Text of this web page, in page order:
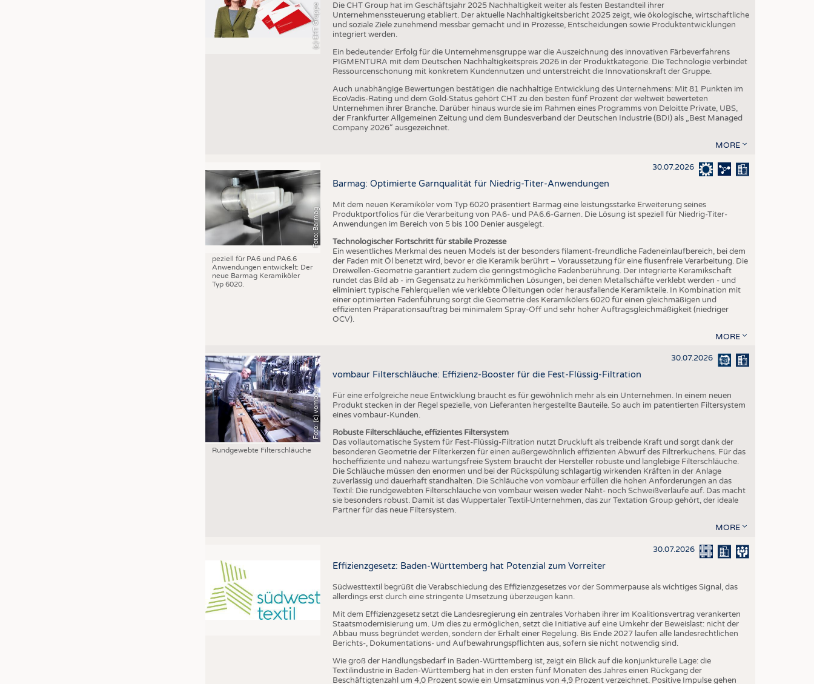
(c) CHT Gruppe
Die CHT Group hat im Geschäftsjahr 2025 Nachhaltigkeit weiter als festen Bestandteil ihrer
Unternehmenssteuerung etabliert. Der aktuelle Nachhaltigkeitsbericht 2025 zeigt, wie ökologische, wirtschaftliche
und soziale Ziele zunehmend messbar gemacht und in Prozesse, Entscheidungen sowie Produktentwicklungen
integriert werden.
Ein bedeutender Erfolg für die Unternehmensgruppe war die Auszeichnung des innovativen Färbeverfahrens
PIGMENTURA mit dem Deutschen Nachhaltigkeitspreis 2026 in der Produktkategorie. Die Technologie verbindet
Ressourcenschonung mit konkretem Kundennutzen und unterstreicht die Innovationskraft der Gruppe.
Auch unabhängige Bewertungen bestätigen die nachhaltige Entwicklung des Unternehmens: Mit 81 Punkten im
EcoVadis-Rating und dem Gold-Status gehört CHT zu den besten fünf Prozent der weltweit bewerteten
Unternehmen ihrer Branche. Darüber hinaus wurde sie im Rahmen eines Programms von Deloitte Private, UBS,
der Frankfurter Allgemeinen Zeitung und dem Bundesverband der Deutschen Industrie (BDI) als „Best Managed
Company 2026“ ausgezeichnet.
MORE
Foto: Barmag
peziell für PA6 und PA6.6
Anwendungen entwickelt: Der
neue Barmag Keramiköler
Typ 6020.
30.07.2026
Barmag: Optimierte Garnqualität für Niedrig-Titer-Anwendungen
Mit dem neuen Keramiköler vom Typ 6020 präsentiert Barmag eine leistungsstarke Erweiterung seines
Produktportfolios für die Verarbeitung von PA6- und PA6.6-Garnen. Die Lösung ist speziell für Niedrig-Titer-
Anwendungen im Bereich von 5 bis 100 Denier ausgelegt.
Technologischer Fortschritt für stabile Prozesse
Ein wesentliches Merkmal des neuen Models ist der besonders filament-freundliche Fadeneinlaufbereich, bei dem
der Faden mit Öl benetzt wird, bevor er die Keramik berührt – Voraussetzung für eine flusenfreie Verarbeitung. Die
Dreiwellen-Geometrie garantiert zudem die geringstmögliche Fadenberührung. Der integrierte Keramikschaft
rundet das Bild ab - im Gegensatz zu herkömmlichen Lösungen, bei denen Metallschäfte verklebt werden - und
eliminiert typische Fehlerquellen wie verklebte Ölleitungen oder herausfallende Keramikteile. In Kombination mit
einer optimierten Fadenführung sorgt die Geometrie des Keramikölers 6020 für einen gleichmäßigen und
effizienten Präparationsauftrag bei minimalem Spray-Off und sehr hoher Auftragsgleichmäßigkeit (niedriger
OCV).
MORE
Foto: (c) vombaur
Rundgewebte Filterschläuche
30.07.2026
vombaur Filterschläuche: Effizienz-Booster für die Fest-Flüssig-Filtration
Für eine erfolgreiche neue Entwicklung braucht es für gewöhnlich mehr als ein Unternehmen. In einem neuen
Produkt stecken in der Regel spezielle, von Lieferanten hergestellte Bauteile. So auch im patentierten Filtersystem
eines vombaur-Kunden.
Robuste Filterschläuche, effizientes Filtersystem
Das vollautomatische System für Fest-Flüssig-Filtration nutzt Druckluft als treibende Kraft und sorgt dank der
besonderen Geometrie der Filterkerzen für einen außergewöhnlich effizienten Abwurf des Filtrerkuchens. Für das
hocheffiziente und nahezu wartungsfreie System braucht der Hersteller robuste und langlebige Filterschläuche.
Die Schläuche müssen den enormen und bei der Rückspülung schlagartig wirkenden Kräften in der Anlage
zuverlässig und dauerhaft standhalten. Die Schläuche von vombaur erfüllen die hohen Anforderungen an das
Textil: Die rundgewebten Filterschläuche von vombaur weisen weder Naht- noch Schweißverläufe auf. Das macht
sie besonders robust. Damit ist das Wuppertaler Textil-Unternehmen, das zur Textation Group gehört, der ideale
Partner für das neue Filtersystem.
MORE
30.07.2026
Effizienzgesetz: Baden-Württemberg hat Potenzial zum Vorreiter
Südwesttextil begrüßt die Verabschiedung des Effizienzgesetzes vor der Sommerpause als wichtiges Signal, das
allerdings erst durch eine stringente Umsetzung überzeugen kann.
Mit dem Effizienzgesetz setzt die Landesregierung ein zentrales Vorhaben ihrer im Koalitionsvertrag verankerten
Staatsmodernisierung um. Um dies zu ermöglichen, setzt die Initiative auf eine Umkehr der Beweislast: nicht der
Abbau muss begründet werden, sondern der Erhalt einer Regelung. Bis Ende 2027 laufen alle landesrechtlichen
Berichts-, Dokumentations- und Aufbewahrungspflichten aus, sofern sie nicht notwendig sind.
Wie groß der Handlungsbedarf in Baden-Württemberg ist, zeigt ein Blick auf die konjunkturelle Lage: die
Textilindustrie in Baden-Württemberg hat in den ersten fünf Monaten des Jahres einen Rückgang der
Beschäftigtenzahl um 4,0 Prozent sowie ein Umsatzminus von 4,9 Prozent verzeichnet. Positive Impulse gehen